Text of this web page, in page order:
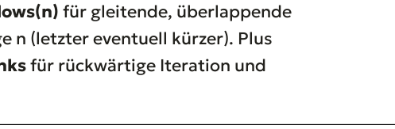
für gleitende, überlappende
n (letzter eventuell kürzer). Plus
für rückwärtige Iteration und